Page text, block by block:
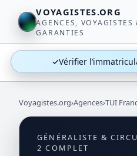
VOYAGISTES.ORG
AGENCES, VOYAGISTES
GARANTIES
✓Vérifier
Voyagistes.org›Agences›TUI
GÉNÉRALISTE &
2 COMPLET